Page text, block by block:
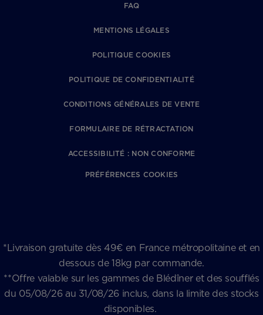
FAQ
MENTIONS LÉGALES
POLITIQUE COOKIES
POLITIQUE DE CONFIDENTIALITÉ
CONDITIONS GÉNÉRALES DE VENTE
FORMULAIRE DE RÉTRACTATION
ACCESSIBILITÉ : NON CONFORME
PRÉFÉRENCES COOKIES
*Livraison gratuite dès 49€ en France métropolitaine et en
dessous de 18kg par commande.
**Offre valable sur les gammes de Blédîner et des soufflés
du 05/08/26 au 31/08/26 inclus, dans la limite des stocks
disponibles.